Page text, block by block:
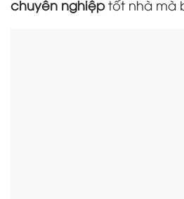
chuyên nghiệptốt nhà mà